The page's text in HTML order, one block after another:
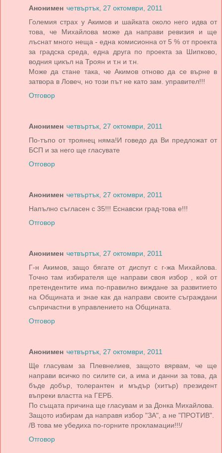
Анонимен четвъртък, 27 октомври, 2011
Големия страх у Акимов и шайката около него идва от
това, че Михайлова може да направи ревизия и ще
лъснат много неща - една комисионна от 5 % от проекта
за градска среда, една друга по проекта за Шипково,
водния цикъл на Троян и т.н и т.н.
Може да стане така, че Акимов отново да се върне в
затвора в Ловеч, но този път не като зам. управител!!!
Отговор
Анонимен четвъртък, 27 октомври, 2011
По-тъпо от троянец няма!И говедо да Ви предложат от
БСП и за него ще гласувате
Отговор
Анонимен четвъртък, 27 октомври, 2011
Напълно съгласен с 35!!! Еснавски град-това е!!!
Отговор
Анонимен четвъртък, 27 октомври, 2011
Г-н Акимов, защо бягате от диспут с г-жа Михайлова.
Точно там избирателя ще направи своя избор , кой от
претендентите има по-правилно виждане за развитието
на Общината и знае как да направи своите съграждани
съпричастни в управлението на Общината.
Отговор
Анонимен четвъртък, 27 октомври, 2011
Ще гласувам за Плевнелиев, защото вярвам, че ще
направи всичко по силите си, а има и данни за това, да
бъде добър, толерантен и мъдър (хитър) президент
въпреки властта на ГЕРБ.
По същата причина ще гласувам и за Донка Михайлова.
Защото избирам да направя избор "ЗА", а не "ПРОТИВ".
/В това ме убедиха по-горните прокламации!!!/
Отговор